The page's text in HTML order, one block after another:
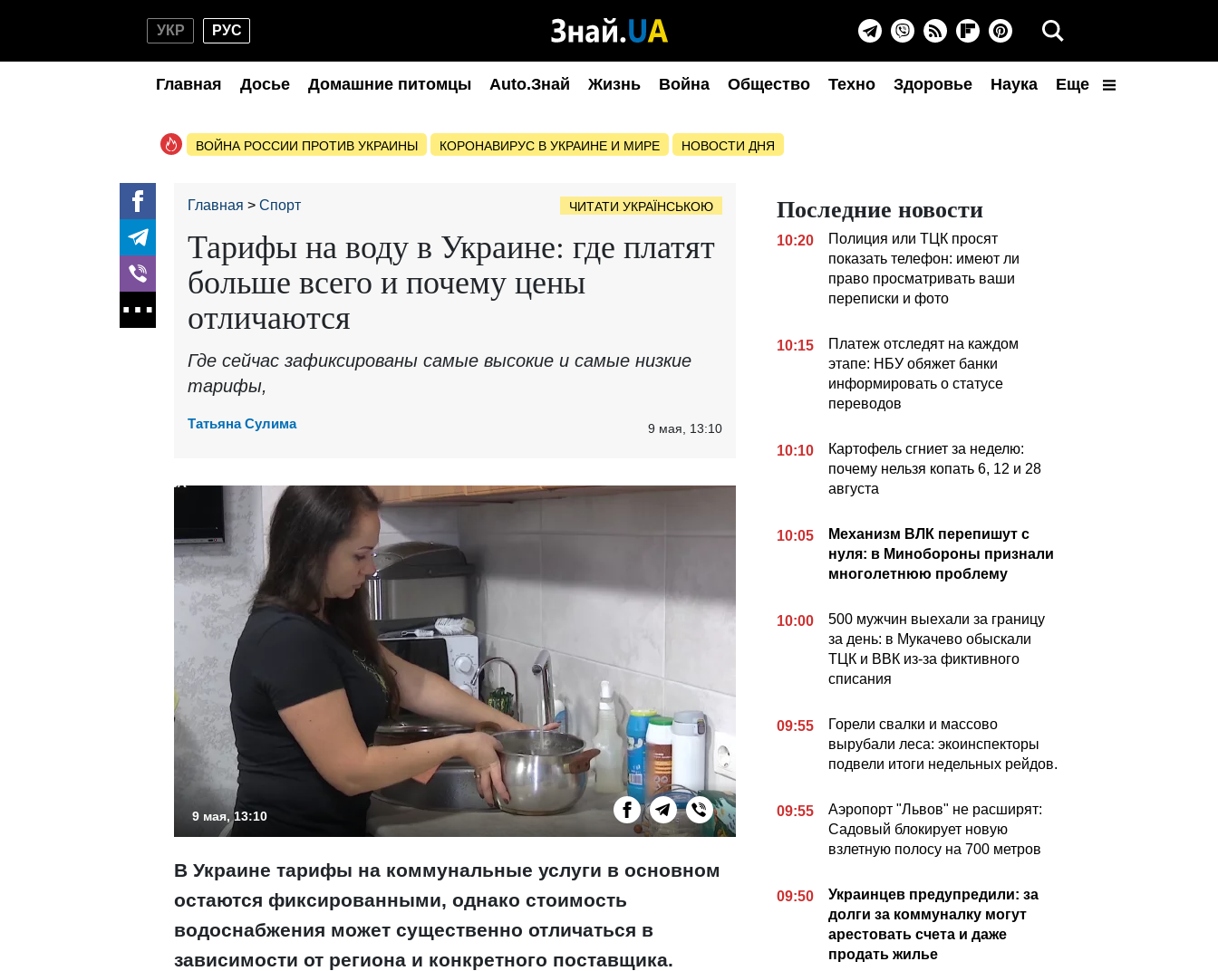
УКР РУС
Главная Досье Домашние питомцы Auto.Знай Жизнь Война Общество Техно Здоровье Наука Еще
ВОЙНА РОССИИ ПРОТИВ УКРАИНЫ КОРОНАВИРУС В УКРАИНЕ И МИРЕ НОВОСТИ ДНЯ
Главная Спорт ЧИТАТИ УКРАЇНСЬКОЮ
Тарифы на воду в Украине: где платят
больше всего и почему цены
отличаются
Где сейчас зафиксированы самые высокие и самые низкие
тарифы,
Татьяна Сулима 9 мая, 13:10
9 мая, 13:10
В Украине тарифы на коммунальные услуги в основном
остаются фиксированными, однако стоимость
водоснабжения может существенно отличаться в
зависимости от региона и конкретного поставщика.
Последние новости
10:20
Полиция или ТЦК просят
показать телефон: имеют ли
право просматривать ваши
переписки и фото
10:15
Платеж отследят на каждом
этапе: НБУ обяжет банки
информировать о статусе
переводов
10:10
Картофель сгниет за неделю:
почему нельзя копать 6, 12 и 28
августа
10:05
Механизм ВЛК перепишут с
нуля: в Минобороны признали
многолетнюю проблему
10:00
500 мужчин выехали за границу
за день: в Мукачево обыскали
ТЦК и ВВК из-за фиктивного
списания
09:55
Горели свалки и массово
вырубали леса: экоинспекторы
подвели итоги недельных рейдов.
09:55
Аэропорт "Львов" не расширят:
Садовый блокирует новую
взлетную полосу на 700 метров
09:50
Украинцев предупредили: за
долги за коммуналку могут
арестовать счета и даже
продать жилье